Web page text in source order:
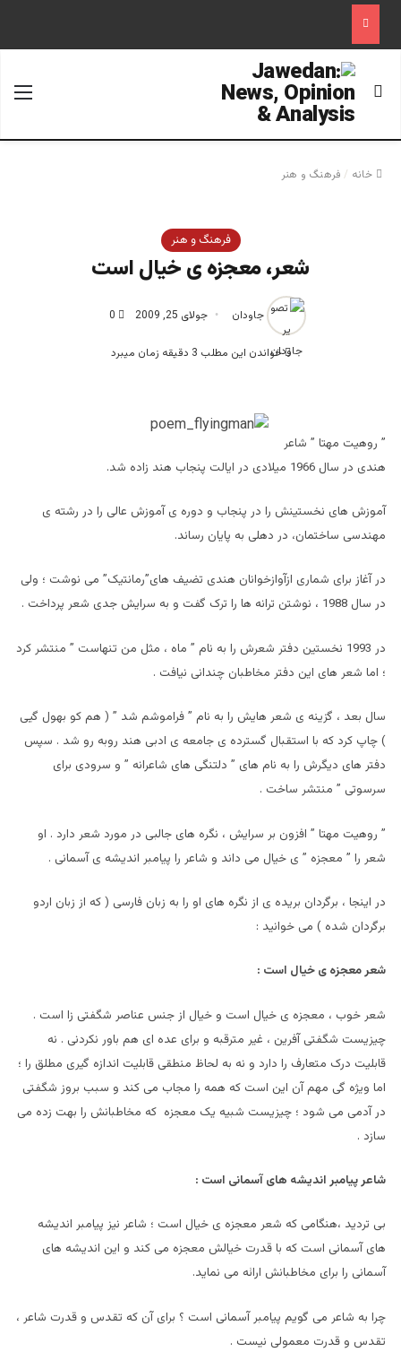
جستجو برای
خانه / فرهنگ و هنر
فرهنگ و هنر
شعر، معجزه ی خیال است
جاودان جولای 25, 2009 0
خواندن این مطلب 3 دقیقه زمان میبرد
” روهیت مهتا ” شاعر
هندی در سال 1966 میلادی در ایالت پنجاب هند زاده شد.
آموزش های نخستینش را در پنجاب و دوره ی آموزش عالی را در رشته ی
مهندسی ساختمان، در دهلی به پایان رساند.
در آغاز برای شماری ازآوازخوانان هندی تضیف های”رمانتیک” می نوشت ؛ ولی
در سال 1988 ، نوشتن ترانه ها را ترک گفت و به سرایش جدی شعر پرداخت .
در 1993 نخستین دفتر شعرش را به نام ” ماه ، مثل من تنهاست ” منتشر کرد
؛ اما شعر های این دفتر مخاطبان چندانی نیافت .
سال بعد ، گزینه ی شعر هایش را به نام ” فراموشم شد ” ( هم کو بهول گیی
) چاپ کرد که با استقبال گسترده ی جامعه ی ادبی هند روبه رو شد . سپس
دفتر های دیگرش را به نام های ” دلتنگی های شاعرانه ” و سرودی برای
سرسوتی ” منتشر ساخت .
” روهیت مهتا ” افزون بر سرایش ، نگره های جالبی در مورد شعر دارد . او
شعر را ” معجزه ” ی خیال می داند و شاعر را پیامبر اندیشه ی آسمانی .
در اینجا ، برگردان بریده ی از نگره های او را به زبان فارسی ( که از زبان اردو
برگردان شده ) می خوانید :
شعر معجزه ی خیال است :
شعر خوب ، معجزه ی خیال است و خیال از جنس عناصر شگفتی زا است .
چیزیست شگفتی آفرین ، غیر مترقبه و برای عده ای هم باور نکردنی . نه
قابلیت درک متعارف را دارد و نه به لحاظ منطقی قابلیت اندازه گیری مطلق را ؛
اما ویژه گی مهم آن این است که همه را مجاب می کند و سبب بروز شگفتی
در آدمی می شود ؛ چیزیست شبیه یک معجزه که مخاطبانش را بهت زده می
سازد .
شاعر پیامبر اندیشه های آسمانی است :
بی تردید ،هنگامی که شعر معجزه ی خیال است ؛ شاعر نیز پیامبر اندیشه
های آسمانی است که با قدرت خیالش معجزه می کند و این اندیشه های
آسمانی را برای مخاطبانش ارائه می نماید.
چرا به شاعر می گویم پیامبر آسمانی است ؟ برای آن که تقدس و قدرت شاعر ،
تقدس و قدرت معمولی نیست .